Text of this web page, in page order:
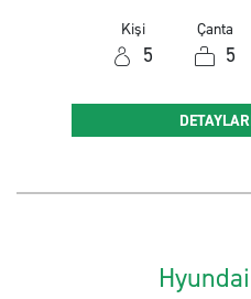
Kişi
5
Çanta
5